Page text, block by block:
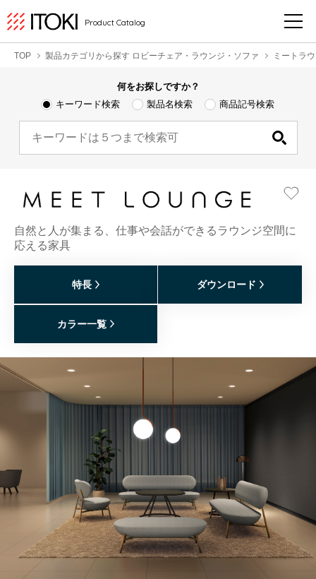
Product Catalog
TOP 製品カテゴリから探す ロビーチェア・ラウンジ・ソファ ミートラ
何をお探しですか？
キーワード検索
製品名検索 商品記号検索
自然と人が集まる、仕事や会話ができるラウンジ空間に
応える家具
特長 ダウンロード
カラー一覧